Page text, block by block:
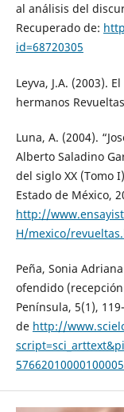
al análisis del
Recuperado de:
id=68720305
Leyva, J.A. (2003).
hermanos
Luna, A. (2004).
Alberto Saladino
del siglo XX (Tomo
Estado de México,
http://
H/mexico/
Peña, Sonia
ofendido
Península, 5(1),
de http://